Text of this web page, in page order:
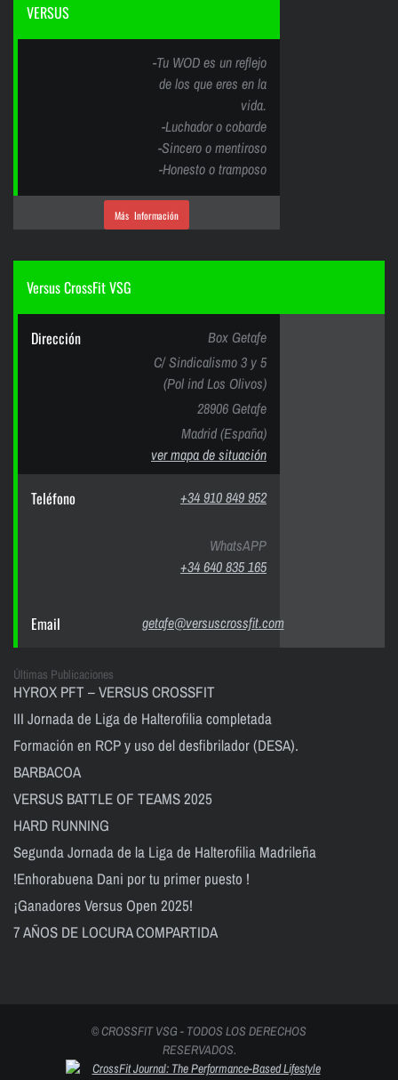
VERSUS
-Tu WOD es un reflejo
de los que eres en la
vida.
-Luchador o cobarde
-Sincero o mentiroso
-Honesto o tramposo
Más Información
Versus CrossFit VSG
Dirección
Box Getafe
C/ Sindicalismo 3 y 5
(Pol ind Los Olivos)
28906 Getafe
Madrid (España)
ver mapa de situación
Teléfono +34 910 849 952
WhatsAPP
+34 640 835 165
Email getafe@versuscrossfit.com
Últimas Publicaciones
HYROX PFT – VERSUS CROSSFIT
III Jornada de Liga de Halterofilia completada
Formación en RCP y uso del desfibrilador (DESA).
BARBACOA
VERSUS BATTLE OF TEAMS 2025
HARD RUNNING
Segunda Jornada de la Liga de Halterofilia Madrileña
!Enhorabuena Dani por tu primer puesto !
¡Ganadores Versus Open 2025!
7 AÑOS DE LOCURA COMPARTIDA
© CROSSFIT VSG - TODOS LOS DERECHOS
RESERVADOS.